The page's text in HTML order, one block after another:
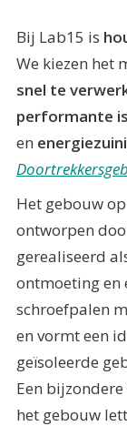
Bij Lab15 is
We kiezen het
snel te
performante
en
Het gebouw
ontworpen
gerealiseerd
ontmoeting en
schroefpalen
en vormt een
geïsoleerde
Een
het gebouw